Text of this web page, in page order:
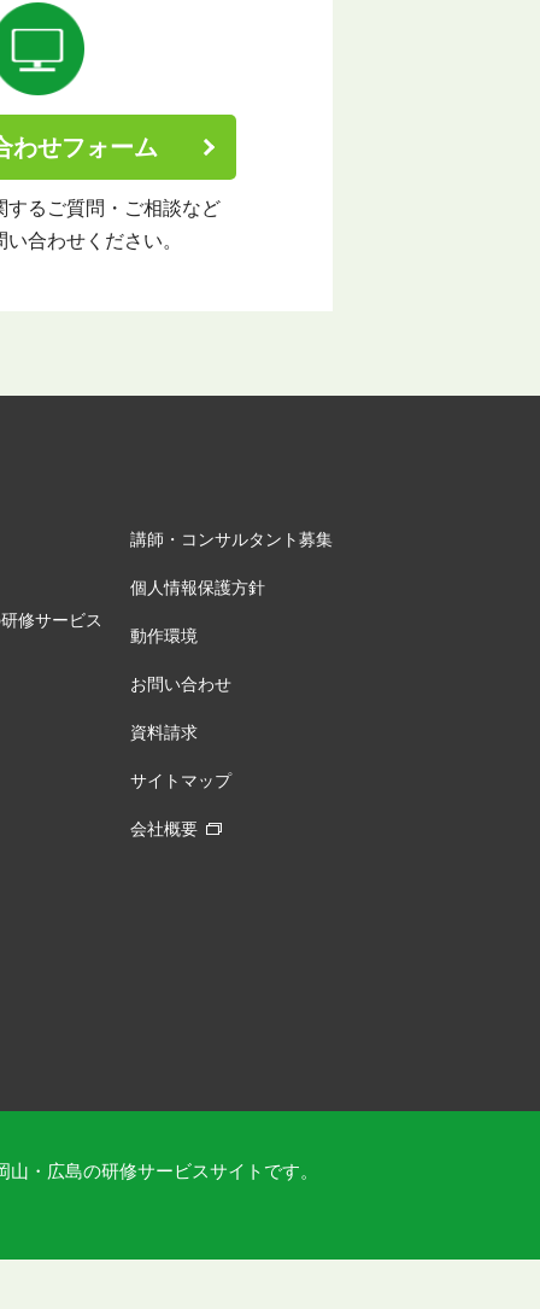
わせフォーム
する ご質問・ご相談など
合わせください。
修サービス
講師・コンサルタント募集
個人情報保護方針
動作環境
お問い合わせ
資料請求
サイトマップ
会社概要
・広島の研修サービスサイトです。